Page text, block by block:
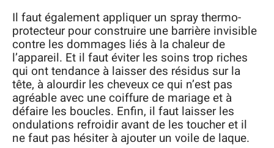
Il faut également appliquer un spray thermo-
protecteur pour construire une barrière invisible
contre les dommages liés à la chaleur de
l’appareil. Et il faut éviter les soins trop riches
qui ont tendance à laisser des résidus sur la
tête, à alourdir les cheveux ce qui n’est pas
agréable avec une coiffure de mariage et à
défaire les boucles. Enfin, il faut laisser les
ondulations refroidir avant de les toucher et il
ne faut pas hésiter à ajouter un voile de laque.